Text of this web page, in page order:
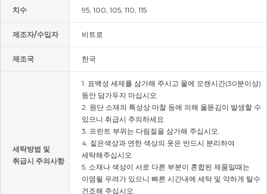
치수 95, 100, 105, 110, 115
제조자/수입자 비트로
제조국 한국
세탁방법 및
취급시 주의사항
1. 표백성 세제를 삼가해 주시고 물에 오랜시간(30분이상)
동안 담가두지 마십시오.
2. 원단 소재의 특성상 마찰 등에 의해 올뜯김이 발생할 수
있으니 취급시 주의하세요.
3. 프린트 부위는 다림질을 삼가해 주십시오.
4. 짙은색상과 연한 색상의 옷은 반드시 분리하여
세탁해주십시오.
5. 소재나 색상이 서로 다른 부분이 혼합된 제품일때는
이염될 우려가 있으니 빠른 시간내에 세탁 및 약하게 탈수
건조해 주십시오.